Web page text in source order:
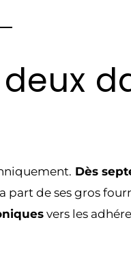
Dès
part de ses gros
vers les